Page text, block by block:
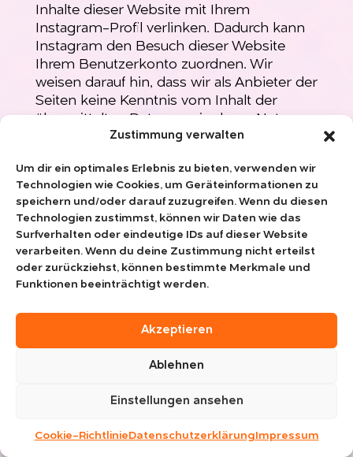
Zustimmung verwalten
Um dir ein optimales Erlebnis zu bieten, verwenden wir
Technologien wie Cookies, um Geräteinformationen zu
speichern und/oder darauf zuzugreifen. Wenn du diesen
Technologien zustimmst, können wir Daten wie das
Surfverhalten oder eindeutige IDs auf dieser Website
verarbeiten. Wenn du deine Zustimmung nicht erteilst
oder zurückziehst, können bestimmte Merkmale und
Funktionen beeinträchtigt werden.
Akzeptieren
Ablehnen
Einstellungen ansehen
Cookie-Richtlinie Datenschutzerklärung Impressum
Inhalte dieser Website mit Ihrem
Instagram-Profil verlinken. Dadurch kann
Instagram den Besuch dieser Website
Ihrem Benutzerkonto zuordnen. Wir
weisen darauf hin, dass wir als Anbieter der
Seiten keine Kenntnis vom Inhalt der
übermittelten Daten sowie deren Nutzung
durch Instagram erhalten.
Soweit eine Einwilligung (Consent)
eingeholt wurde, erfolgt der Einsatz des
o. g. Dienstes auf Grundlage von Art. 6 Abs.
1 lit. a DSGVO und § 25 TTDSG. Die
Einwilligung ist jederzeit widerrufbar.
Soweit keine Einwilligung eingeholt wurde,
erfolgt die Verwendung des Dienstes auf
an einer möglichst umfassenden
Sichtbarkeit in den Sozialen Medien.
Soweit mit Hilfe des hier beschriebenen
unserer Website erfasst und an Facebook
wir und die Meta Platforms Ireland Limited,